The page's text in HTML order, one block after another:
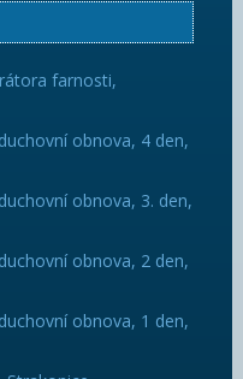
farnosti,
obnova, 4 den,
obnova, 3. den,
obnova, 2 den,
obnova, 1 den,